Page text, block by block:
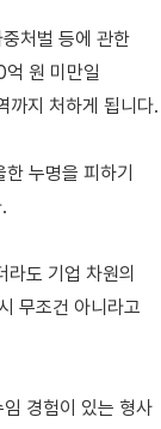
처벌 등에 관한
원 미만일
까지 처하게 됩니다.
누명을 피하기
도 기업 차원의
무조건 아니라고
경험이 있는 형사